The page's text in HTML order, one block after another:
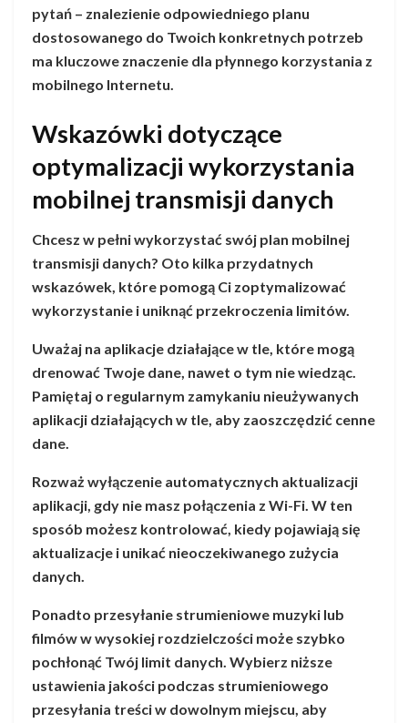
pytań – znalezienie odpowiedniego planu
dostosowanego do Twoich konkretnych potrzeb
ma kluczowe znaczenie dla płynnego korzystania z
mobilnego Internetu.
Wskazówki dotyczące
optymalizacji wykorzystania
mobilnej transmisji danych
Chcesz w pełni wykorzystać swój plan mobilnej
transmisji danych? Oto kilka przydatnych
wskazówek, które pomogą Ci zoptymalizować
wykorzystanie i uniknąć przekroczenia limitów.
Uważaj na aplikacje działające w tle, które mogą
drenować Twoje dane, nawet o tym nie wiedząc.
Pamiętaj o regularnym zamykaniu nieużywanych
aplikacji działających w tle, aby zaoszczędzić cenne
dane.
Rozważ wyłączenie automatycznych aktualizacji
aplikacji, gdy nie masz połączenia z Wi-Fi. W ten
sposób możesz kontrolować, kiedy pojawiają się
aktualizacje i unikać nieoczekiwanego zużycia
danych.
Ponadto przesyłanie strumieniowe muzyki lub
filmów w wysokiej rozdzielczości może szybko
pochłonąć Twój limit danych. Wybierz niższe
ustawienia jakości podczas strumieniowego
przesyłania treści w dowolnym miejscu, aby